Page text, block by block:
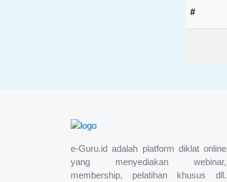
#
e-Guru.id adalah platform diklat online
yang menyediakan webinar,
membership, pelatihan khusus dll.